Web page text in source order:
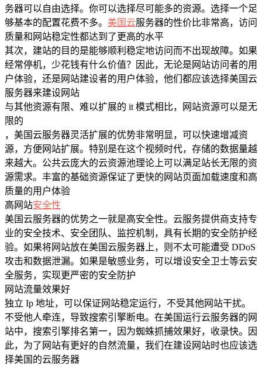
务器可以自由选择。你可以选择尽可能多的资源。选择一个足
够基本的配置花费不多。 美国云服务器的性价比非常高，访问
质量和网站稳定性都达到了更高的水平
其次，建站的目的是能够顺利稳定地访问而不出现故障。如果
经常停机，少花钱有什么价值？因此，无论是网站访问者的用
户体验，还是网站建设者的用户体验，他们都应该选择美国云
服务器来建设网站
与其他资源有限、难以扩展的 it 模式相比，网站资源可以是无
限的
，美国云服务器灵活扩展的优势非常明显，可以快速增减资
源，方便网站扩展。特别是在这个视频时代，存储的数据量越
来越大。公共云庞大的云资源池理论上可以满足站长无限的资
源需求。丰富的基础资源保证了更快的网站页面加载速度和高
质量的用户体验
高网站安全性
美国云服务器的优势之一就是高安全性。云服务提供商支持专
业的安全技术、安全团队、监控机制，具有长期的安全防护经
验。如果将网站放在美国云服务器上，则不太可能遭受 DDoS
攻击和数据泄漏。如果是敏感业务，可以增设安全卫士等云安
全服务，实现更严密的安全防护
网站流量效果好
独立 Ip 地址，可以保证网站稳定运行，不受其他网站干扰。
不受他人牵连，导致搜索引擎断电。在美国运行云服务器的网
站中，搜索引擎排名第一，因为蜘蛛抓捕效果好，收录快。因
此，为了网站有更好的自然流量，我们在建设网站时也应该选
择美国的云服务器